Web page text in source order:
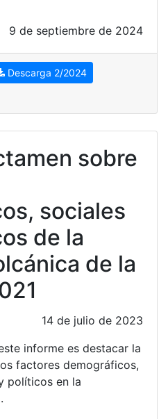
9 de septiembre de 2024
Descarga 2/2024
sobre
sociales
de la
de la
14 de julio de 2023
informe es destacar la
factores demográficos,
políticos en la